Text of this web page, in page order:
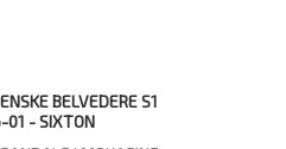
BELVEDERE S1
01 - SIXTON